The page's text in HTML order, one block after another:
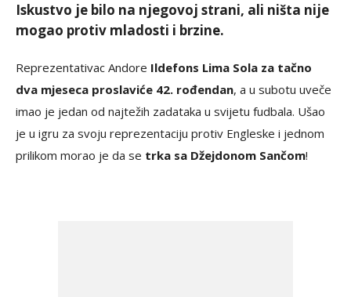
Iskustvo je bilo na njegovoj strani, ali ništa nije
mogao protiv mladosti i brzine.
Reprezentativac Andore Ildefons Lima Sola za tačno
dva mjeseca proslaviće 42. rođendan, a u subotu uveče
imao je jedan od najtežih zadataka u svijetu fudbala. Ušao
je u igru za svoju reprezentaciju protiv Engleske i jednom
prilikom morao je da se trka sa Džejdonom Sančom!